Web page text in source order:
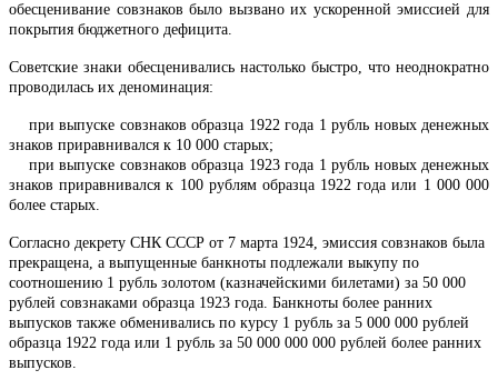
обесценивание совзнаков было вызвано их ускоренной эмиссией для
покрытия бюджетного дефицита.
Советские знаки обесценивались настолько быстро, что неоднократно
проводилась их деноминация:
при выпуске совзнаков образца 1922 года 1 рубль новых денежных
знаков приравнивался к 10 000 старых;
при выпуске совзнаков образца 1923 года 1 рубль новых денежных
знаков приравнивался к 100 рублям образца 1922 года или 1 000 000
более старых.
Согласно декрету СНК СССР от 7 марта 1924, эмиссия совзнаков была
прекращена, а выпущенные банкноты подлежали выкупу по
соотношению 1 рубль золотом (казначейскими билетами) за 50 000
рублей совзнаками образца 1923 года. Банкноты более ранних
выпусков также обменивались по курсу 1 рубль за 5 000 000 рублей
образца 1922 года или 1 рубль за 50 000 000 000 рублей более ранних
выпусков.